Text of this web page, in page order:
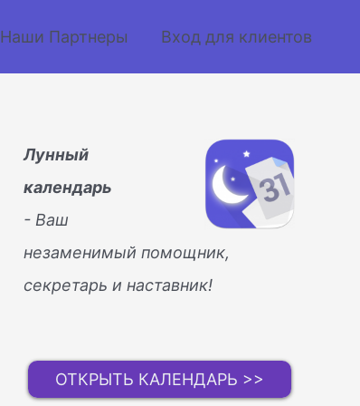
Наши Партнеры Вход для клиентов
Лунный
календарь
- Ваш
незаменимый помощник,
секретарь и наставник!
ОТКРЫТЬ КАЛЕНДАРЬ >>